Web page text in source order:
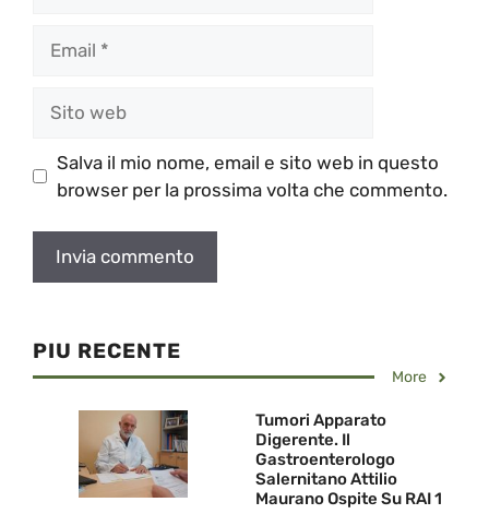
web
Salva il mio nome, email e sito web in questo
browser per la prossima volta che commento.
PIU RECENTE
More
Tumori Apparato
Digerente. Il
Gastroenterologo
Salernitano Attilio
Maurano Ospite Su RAI 1